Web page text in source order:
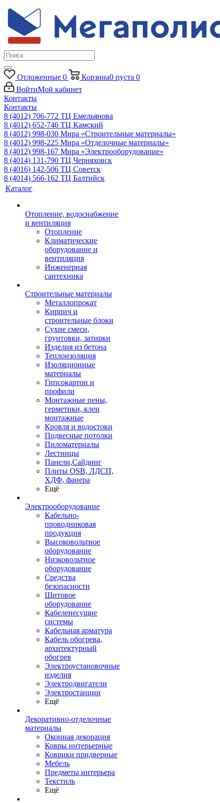
Отложенные 0 Корзина0 пуста 0
ВойтиМой кабинет
Контакты
Контакты
8 (4012) 706-772 ТЦ Емельянова
8 (4012) 652-746 ТЦ Камский
8 (4012) 998-030 Мира «Строительные материалы»
8 (4012) 998-225 Мира «Отделочные материалы»
8 (4012) 998-167 Мира «Электрооборудование»
8 (4014) 131-790 ТЦ Черняховск
8 (4016) 142-506 ТЦ Советск
8 (4014) 566-162 ТЦ Балтийск
Каталог
Отопление, водоснабжение
и вентиляция
Отопление
Климатические
оборудование и
вентиляция
Инженерная
сантехника
Строительные материалы
Металлопрокат
Кирпич и
строительные блоки
Сухие смеси,
грунтовки, затирки
Изделия из бетона
Теплоизоляция
Изоляционные
материалы
Гипсокартон и
профили
Монтажные пены,
герметики, клеи
монтажные
Кровля и водостоки
Подвесные потолки
Пиломатериалы
Лестницы
Панели,Сайдинг
Плиты OSB, ЛДСП,
ХДФ, фанера
Ещё
Электрооборудование
Кабельно-
проводниковая
продукция
Высоковольтное
оборудование
Низковольтное
оборудование
Средства
безопасности
Щитовое
оборудование
Кабеленесущие
системы
Кабельная арматура
Кабель обогрева,
архитектурный
обогрев
Электроустановочные
изделия
Электродвигатели
Электростанции
Ещё
Декоративно-отделочные
материалы
Оконная декорация
Ковры интерьерные
Коврики придверные
Мебель
Предметы интерьера
Текстиль
Ещё